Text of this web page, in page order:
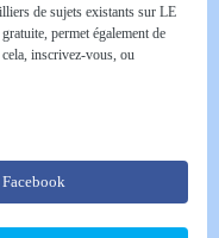
de sujets existants sur LE
permet également de
inscrivez-vous, ou